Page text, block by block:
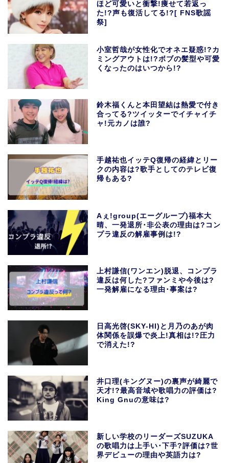
ほど可愛いと衝撃!痩せて若返っ
た!?声も復活してる!?[ FNS歌謡
祭]
小室哲哉が女性化でオネエ疑惑!?カ
ミングアウトは!?ボブの髪型や可愛
くなったのはいつから!?
鈴木福くんと本田望結は熱愛で付き
合ってる?ツイッターでイチャイチ
ャ!元カノは誰?
手越祐也イッテQ復帰の経緯とリー
クの内容は?歌手としてのテレビ復
帰もある?
Aぇ!group(エーグループ)福本大
晴、一発退所･非公表の理由は?コン
プラ違反の解雇事例は!?
上村謙信(ワンエン)脱退、コンプラ
違反は何した?ファンミや今後は?
一発解雇になる理由･事案は?
日高光啓(SKY-HI)と月乃のあが肉
体関係を誤爆で炎上!真相は!?圧力
で消えた!?
井口理(キングヌー)の裏声が綺麗で
天才!?最高音域や歌唱力の評価は?
King Gnuの意味は?
新しい学校のリーダーズSUZUKA
の歌唱力は上手い･下手?評価は?世
界デビューの理由や英語力は?